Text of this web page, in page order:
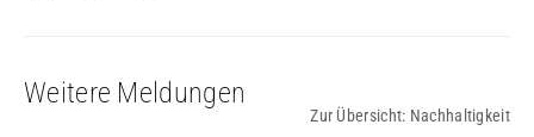
Weitere Meldungen
Zur Übersicht: Nachhaltigkeit